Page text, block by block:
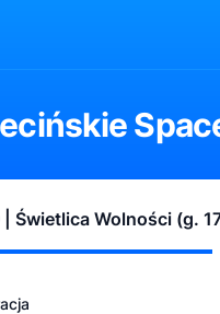
Świetlica Wolności (g.